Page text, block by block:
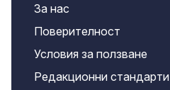
За нас
Поверителност
Условия за ползване
Редакционни стандарти